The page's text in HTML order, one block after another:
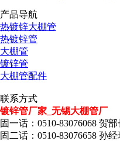
产品导航
热镀锌大棚管
热镀锌管
大棚管
镀锌管
大棚管配件
联系方式
镀锌管厂家_无锡大棚管厂
固一话：0510-83076068 贺部
固二话：0510-83076658 孙经